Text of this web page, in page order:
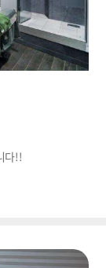
다!!